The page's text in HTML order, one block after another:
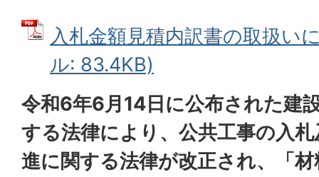
入札金額見積内訳書の取扱い
ル: 83.4KB)
令和6年6月14日に公布された建
する法律により、公共工事の入
進に関する法律が改正され、「